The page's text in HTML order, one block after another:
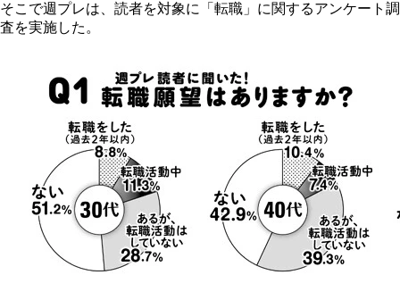
そこで週プレは、読者を対象に「転職」に関するアンケート調
査を実施した。